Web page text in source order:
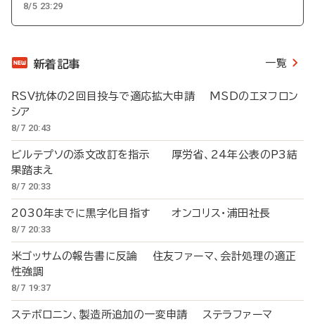
8/5 23:29
新着記事 一覧
RSV抗体の2回目投与で適応拡大申請 MSDのエヌフロン
シア
8/7 20:43
ビルテプソの添文改訂を指示 厚労省、24年公表のP3結
果踏まえ
8/7 20:33
2030年までに黒字化目指す オンコリス・浦田社長
8/7 20:33
米ゴッサムの報告書に反論 住友ファーマ、会計処理の適正
性強調
8/7 19:37
ステボロニン、製造所追加の一変申請 ステラファーマ